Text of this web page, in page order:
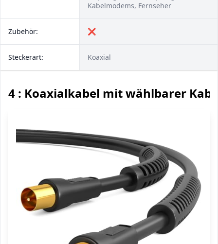
Kabelmodems, Fernseher
Zubehör: ❌
Steckerart: Koaxial
4 : Koaxialkabel mit wählbarer